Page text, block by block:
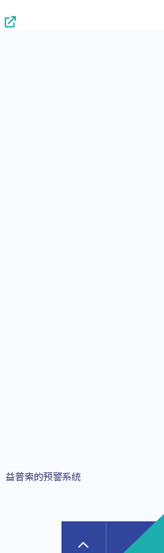
益普索的预警系统